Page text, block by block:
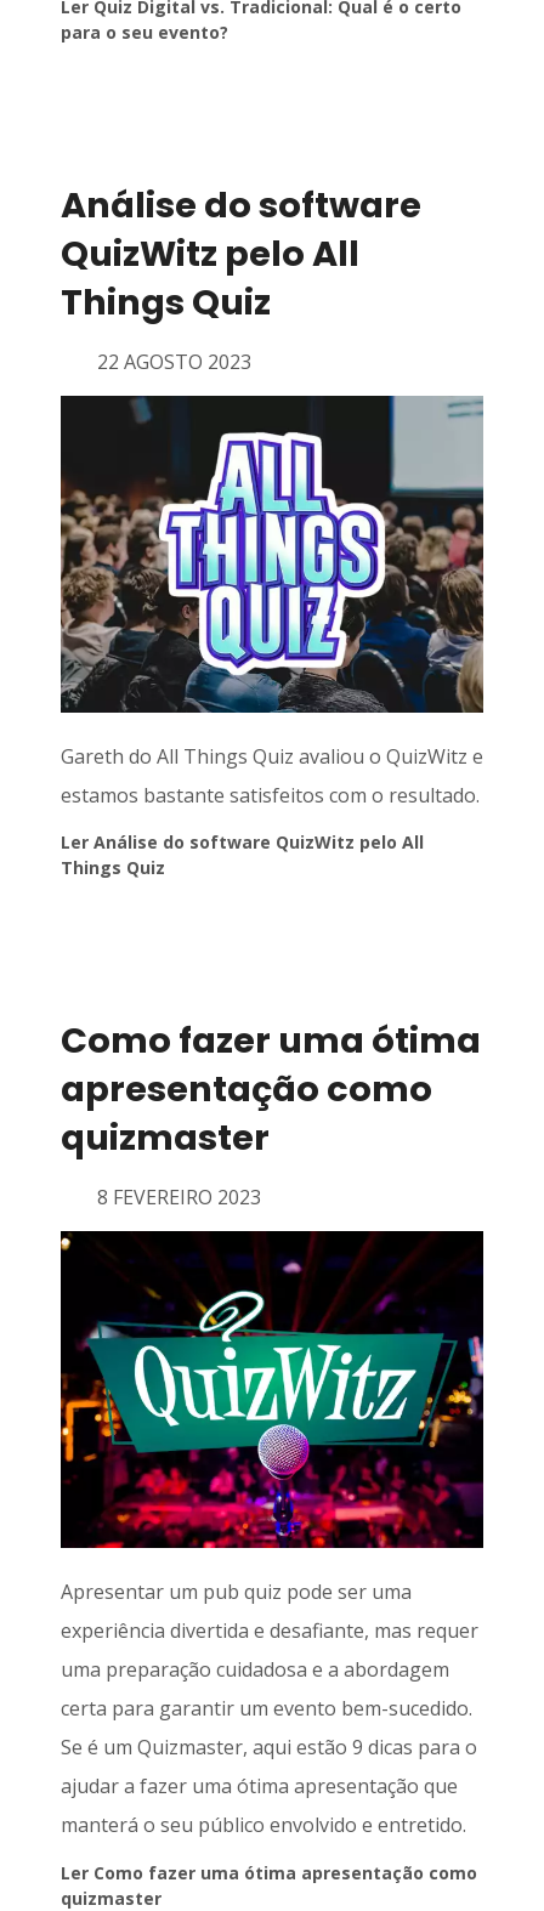
Ler Quiz Digital vs. Tradicional: Qual é o certo
para o seu evento?
Análise do software
QuizWitz pelo All
Things Quiz
22 AGOSTO 2023
Gareth do All Things Quiz avaliou o QuizWitz e
estamos bastante satisfeitos com o resultado.
Ler Análise do software QuizWitz pelo All
Things Quiz
Como fazer uma ótima
apresentação como
quizmaster
8 FEVEREIRO 2023
Apresentar um pub quiz pode ser uma
experiência divertida e desafiante, mas requer
uma preparação cuidadosa e a abordagem
certa para garantir um evento bem-sucedido.
Se é um Quizmaster, aqui estão 9 dicas para o
ajudar a fazer uma ótima apresentação que
manterá o seu público envolvido e entretido.
Ler Como fazer uma ótima apresentação como
quizmaster